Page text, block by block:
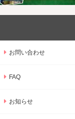
お問い合わせ
FAQ
お知らせ